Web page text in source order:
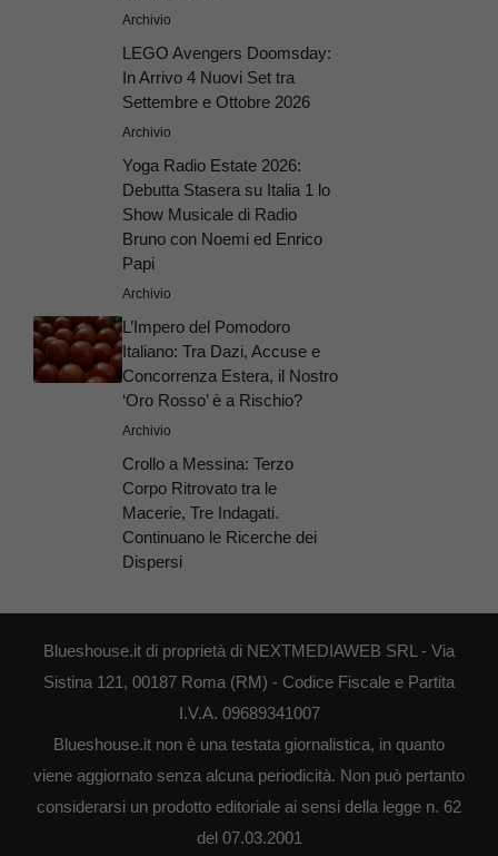
Archivio
LEGO Avengers Doomsday:
In Arrivo 4 Nuovi Set tra
Settembre e Ottobre 2026
Archivio
Yoga Radio Estate 2026:
Debutta Stasera su Italia 1 lo
Show Musicale di Radio
Bruno con Noemi ed Enrico
Papi
Archivio
L’Impero del Pomodoro
Italiano: Tra Dazi, Accuse e
Concorrenza Estera, il Nostro
‘Oro Rosso’ è a Rischio?
Archivio
Crollo a Messina: Terzo
Corpo Ritrovato tra le
Macerie, Tre Indagati.
Continuano le Ricerche dei
Dispersi
Blueshouse.it di proprietà di NEXTMEDIAWEB SRL - Via
Sistina 121, 00187 Roma (RM) - Codice Fiscale e Partita
I.V.A. 09689341007
Blueshouse.it non è una testata giornalistica, in quanto
viene aggiornato senza alcuna periodicità. Non può pertanto
considerarsi un prodotto editoriale ai sensi della legge n. 62
del 07.03.2001